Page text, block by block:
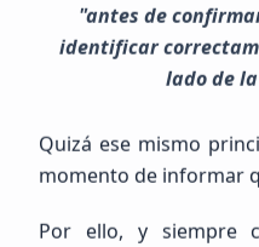
MIGUEL
"antes de
identificar
lado de
Quizá ese mismo
momento de informar
Por ello, y siempre